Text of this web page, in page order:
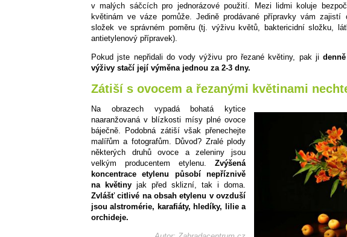
v malých sáčcích pro jednorázové použití. Mezi lidmi koluje
květinám ve váze pomůže. Jedině prodávané přípravky vám zajistí
složek ve správném poměru (tj. výživu květů, baktericidní složku,
antietylenový přípravek).
Pokud jste nepřidali do vody výživu pro řezané květiny, pak ji
výživy stačí její výměna jednou za 2-3 dny.
Zátiší s ovocem a řezanými květinami
Na obrazech vypadá bohatá kytice
naaranžovaná v blízkosti mísy plné ovoce
báječně. Podobná zátiší však přenechejte
malířům a fotografům. Důvod? Zralé plody
některých druhů ovoce a zeleniny jsou
velkým producentem etylenu. Zvýšená
koncentrace etylenu působí nepříznivě
na květiny jak před sklizní, tak i doma.
Zvlášť citlivé na obsah etylenu v ovzduší
jsou alstromérie, karafiáty, hledíky, lilie a
orchideje.